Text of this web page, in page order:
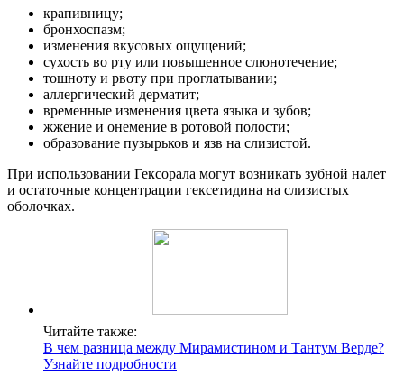
крапивницу;
бронхоспазм;
изменения вкусовых ощущений;
сухость во рту или повышенное слюнотечение;
тошноту и рвоту при проглатывании;
аллергический дерматит;
временные изменения цвета языка и зубов;
жжение и онемение в ротовой полости;
образование пузырьков и язв на слизистой.
При использовании Гексорала могут возникать зубной налет
и остаточные концентрации гексетидина на слизистых
оболочках.
Читайте также:
В чем разница между Мирамистином и Тантум Верде?
Узнайте подробности